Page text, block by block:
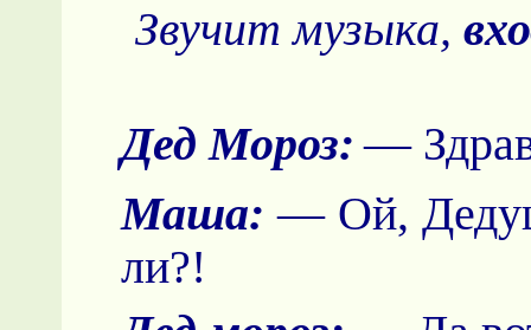
Звучит музыка,
Дед Мороз: —
Маша: — Ой,
ли?!